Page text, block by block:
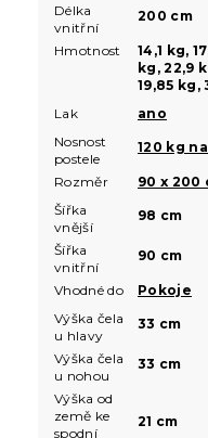
Délka
vnitřní
200 cm
Hmotnost
14,1 kg,
kg, 22,9
19,85 kg,
Lak
ano
Nosnost
postele
120 kg
Rozměr
90 x 200
Šířka
vnější
98 cm
Šířka
vnitřní
90 cm
Vhodné do
Pokoje
Výška čela
u hlavy
33 cm
Výška čela
u nohou
33 cm
Výška od
země ke
spodní
21 cm